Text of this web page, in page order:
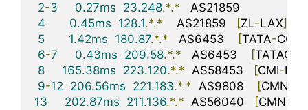
2-3 0.27ms 23.248.*.*
4
0.45ms 128.1.*.*
    AS21859
[ZL-LAX]
5
1.42ms 180.87.*.*
   AS6453
[TATA-
6-7 0.43ms 209.58.*.*
   AS6453
[TATAC
8
165.38ms 223.120.*.*
  AS58453
[CMI-INT
9-12 206.56ms 221.183.*.*
  AS9808
[CMNET
13
202.87ms 211.136.*.*
  AS56040
[CMNET